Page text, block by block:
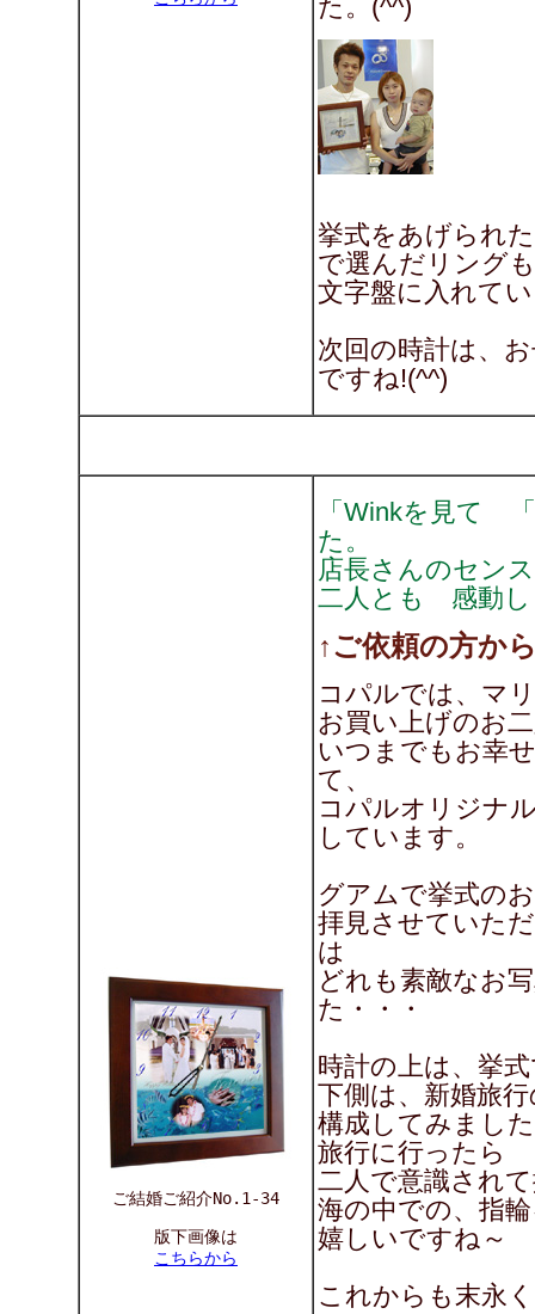
た。(^^)
挙式をあげられ
で選んだリン
文字盤に入れて
次回の時計は、
ですね!(^^)
ご結婚ご紹介No.1-34
版下画像は
こちらから
「Winkを見て
た。
店長さんのセン
二人とも 感動し
↑ご依頼の方か
コパルでは、マ
お買い上げのお
いつまでもお幸
て、
コパルオリジナ
しています。
グアムで挙式の
拝見させていた
は
どれも素敵なお
た・・・
時計の上は、挙
下側は、新婚旅
構成してみまし
旅行に行ったら
二人で意識され
海の中での、指
嬉しいですね～
これからも末永